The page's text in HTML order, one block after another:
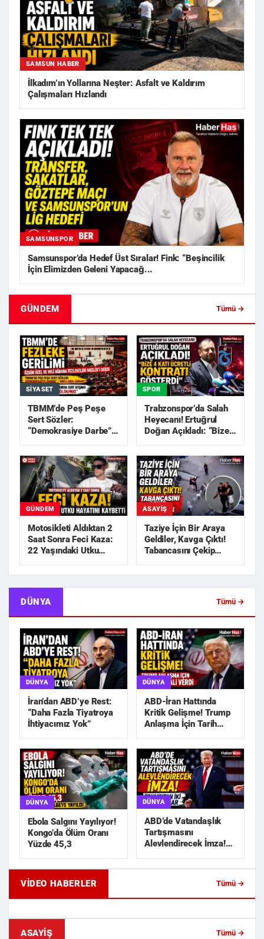
SAMSUN HABER
İlkadım’ın Yollarına Neşter: Asfalt ve Kaldırım
Çalışmaları Hızlandı
SAMSUNSPOR
Samsunspor’da Hedef Üst Sıralar! Fink: “Beşincilik
İçin Elimizden Geleni Yapacağ...
GÜNDEM Tümü →
SIYASET
TBMM’de Peş Peşe
Sert Sözler:
“Demokrasiye Darbe”,
SPOR
Trabzonspor’da Salah
Heyecanı! Ertuğrul
Doğan Açıkladı: “Bize
GÜNDEM
Motosikleti Aldıktan 2
Saat Sonra Feci Kaza:
22 Yaşındaki Utku
ASAYIŞ
Taziye İçin Bir Araya
Geldiler, Kavga Çıktı!
Tabancasını Çekip
DÜNYA Tümü →
DÜNYA
İran’dan ABD’ye Rest:
“Daha Fazla Tiyatroya
İhtiyacımız Yok”
DÜNYA
ABD-İran Hattında
Kritik Gelişme! Trump
Anlaşma İçin Tarih
DÜNYA
Ebola Salgını Yayılıyor!
Kongo’da Ölüm Oranı
Yüzde 45,3
DÜNYA
ABD’de Vatandaşlık
Tartışmasını
Alevlendirecek İmza!
Karar
VIDEO HABERLER
Tümü →
Geride Bıraktığı Mektup Tefecilik
Samsun'da Lise
ASAYIŞ Tümü →